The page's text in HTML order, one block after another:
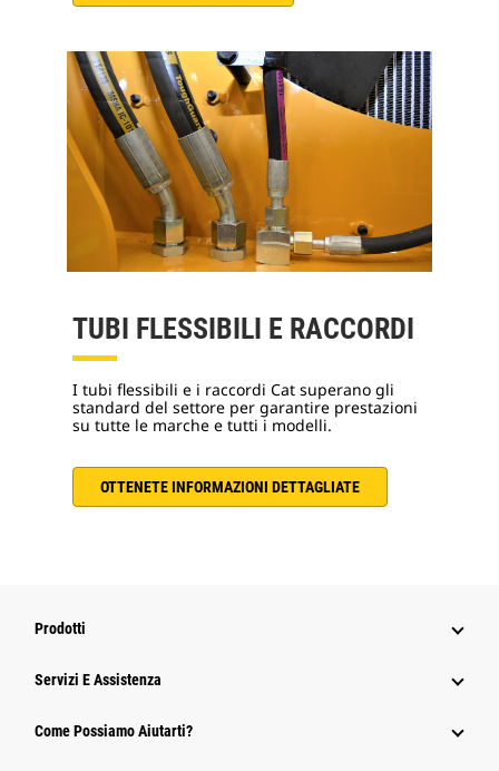
TUBI FLESSIBILI E RACCORDI
I tubi flessibili e i raccordi Cat superano gli
standard del settore per garantire prestazioni
su tutte le marche e tutti i modelli.
OTTENETE INFORMAZIONI DETTAGLIATE
Prodotti
Servizi E Assistenza
Come Possiamo Aiutarti?